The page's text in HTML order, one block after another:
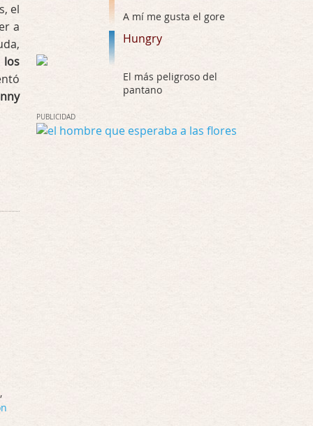
el
a
los
,
Por: Chupasangre
Mi opinión en su día. Su duracion me ha …
El eslabón podrido
Por: Luar
Solo la he visto en una web rusa de descar …
A mí me gusta el gore
Hungry
El más peligroso del
pantano
PUBLICIDAD